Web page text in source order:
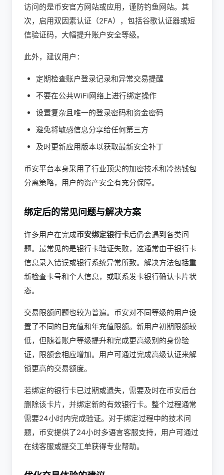
访问的是币安官方网站或应用，谨防钓鱼网站。其
次，启用双因素认证（2FA），包括谷歌认证器或短
信验证码，大幅提升账户安全等级。
此外，建议用户：
定期检查账户登录记录和异常交易提醒
不要在公共WiFi网络上进行绑定操作
设置复杂且唯一的登录密码和资金密码
避免将敏感信息分享给任何第三方
及时更新应用版本以获取最新安全补丁
币安平台本身采用了行业顶尖的加密技术和冷热钱包
分离策略，用户的资产安全有充分保障。
绑定后的常见问题与解决方案
许多用户在完成币安绑定银行卡后仍会遇到各类问
题。最常见的是银行卡验证失败，这通常由于银行卡
信息录入错误或银行系统异常所致。解决方法包括重
新检查卡号和个人信息，或联系发卡银行确认卡片状
态。
交易限额问题也较为普遍。币安对不同等级的用户设
置了不同的日充值和年充值限额。新用户初期限额较
低，但随着账户等级提升和完成更高级别的身份验
证，限额会相应增加。用户可通过完成高级认证来解
锁更高的交易额度。
若绑定的银行卡已过期或遗失，需要及时在币安后台
删除该卡片，并绑定新的有效银行卡。整个过程通常
需要24小时内完成验证。对于绑定过程中的技术问
题，币安提供了24小时多语言客服支持，用户可通过
在线客服或提交工单获得专业帮助。